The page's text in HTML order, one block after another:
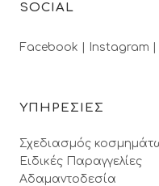
SOCIAL
Facebook | Instagram |
ΥΠΗΡΕΣΙΕΣ
Σχεδιασμός
Ειδικές Παραγγελίες
Αδαμαντοδεσία